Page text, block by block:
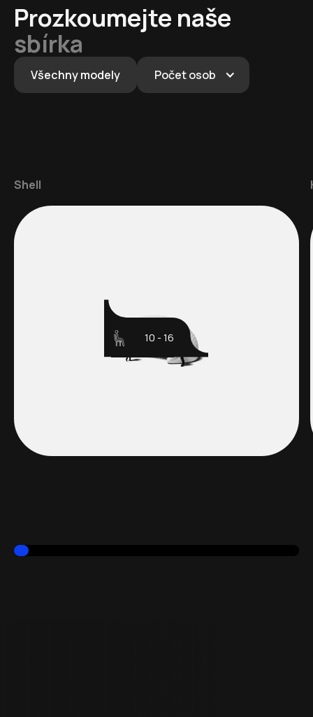
Prozkoumejte naše
sbírka
Všechny modely Počet osob
Shell
10 - 16